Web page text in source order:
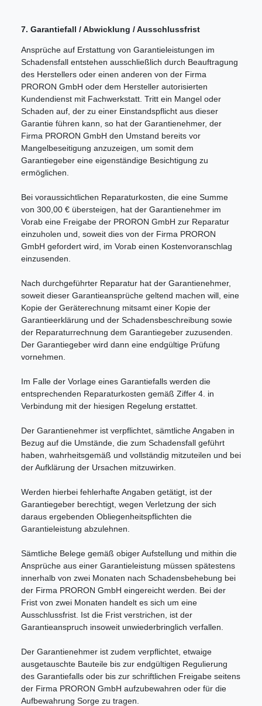
7. Garantiefall / Abwicklung / Ausschlussfrist
Ansprüche auf Erstattung von Garantieleistungen im
Schadensfall entstehen ausschließlich durch Beauftragung
des Herstellers oder einen anderen von der Firma
PRORON GmbH oder dem Hersteller autorisierten
Kundendienst mit Fachwerkstatt. Tritt ein Mangel oder
Schaden auf, der zu einer Einstandspflicht aus dieser
Garantie führen kann, so hat der Garantienehmer, der
Firma PRORON GmbH den Umstand bereits vor
Mangelbeseitigung anzuzeigen, um somit dem
Garantiegeber eine eigenständige Besichtigung zu
ermöglichen.
Bei voraussichtlichen Reparaturkosten, die eine Summe
von 300,00 € übersteigen, hat der Garantienehmer im
Vorab eine Freigabe der PRORON GmbH zur Reparatur
einzuholen und, soweit dies von der Firma PRORON
GmbH gefordert wird, im Vorab einen Kostenvoranschlag
einzusenden.
Nach durchgeführter Reparatur hat der Garantienehmer,
soweit dieser Garantieansprüche geltend machen will, eine
Kopie der Geräterechnung mitsamt einer Kopie der
Garantieerklärung und der Schadensbeschreibung sowie
der Reparaturrechnung dem Garantiegeber zuzusenden.
Der Garantiegeber wird dann eine endgültige Prüfung
vornehmen.
Im Falle der Vorlage eines Garantiefalls werden die
entsprechenden Reparaturkosten gemäß Ziffer 4. in
Verbindung mit der hiesigen Regelung erstattet.
Der Garantienehmer ist verpflichtet, sämtliche Angaben in
Bezug auf die Umstände, die zum Schadensfall geführt
haben, wahrheitsgemäß und vollständig mitzuteilen und bei
der Aufklärung der Ursachen mitzuwirken.
Werden hierbei fehlerhafte Angaben getätigt, ist der
Garantiegeber berechtigt, wegen Verletzung der sich
daraus ergebenden Obliegenheitspflichten die
Garantieleistung abzulehnen.
Sämtliche Belege gemäß obiger Aufstellung und mithin die
Ansprüche aus einer Garantieleistung müssen spätestens
innerhalb von zwei Monaten nach Schadensbehebung bei
der Firma PRORON GmbH eingereicht werden. Bei der
Frist von zwei Monaten handelt es sich um eine
Ausschlussfrist. Ist die Frist verstrichen, ist der
Garantieanspruch insoweit unwiederbringlich verfallen.
Der Garantienehmer ist zudem verpflichtet, etwaige
ausgetauschte Bauteile bis zur endgültigen Regulierung
des Garantiefalls oder bis zur schriftlichen Freigabe seitens
der Firma PRORON GmbH aufzubewahren oder für die
Aufbewahrung Sorge zu tragen.